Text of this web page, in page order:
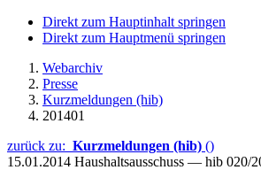
Direkt zum Hauptinhalt springen
Direkt zum Hauptmenü springen
Webarchiv
Presse
Kurzmeldungen (hib)
201401
zurück zu: Kurzmeldungen (hib) ()
15.01.2014 Haushaltsausschuss — hib 020/